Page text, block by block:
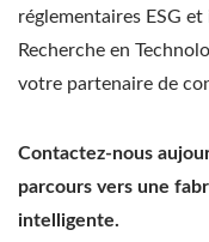
réglementaires ESG
Recherche en
votre partenaire de
Contactez-nous
parcours vers une
intelligente.